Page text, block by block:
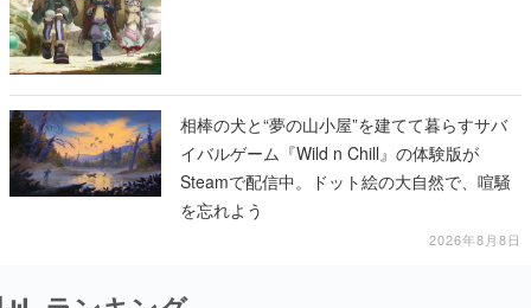
相棒の犬と“夢の山小屋”を建てて暮らすサバ
イバルゲーム『Wild n Chill』の体験版が
Steamで配信中。ドット絵の大自然で、喧騒
を忘れよう
2026年8月8日